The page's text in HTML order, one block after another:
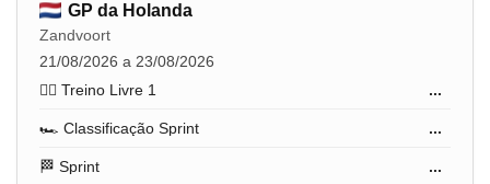
GP da Holanda
Zandvoort
21/08/2026 a 23/08/2026
🏋️‍♂️ Treino Livre 1
...
🏎️ Classificação Sprint ...
🏁 Sprint ...